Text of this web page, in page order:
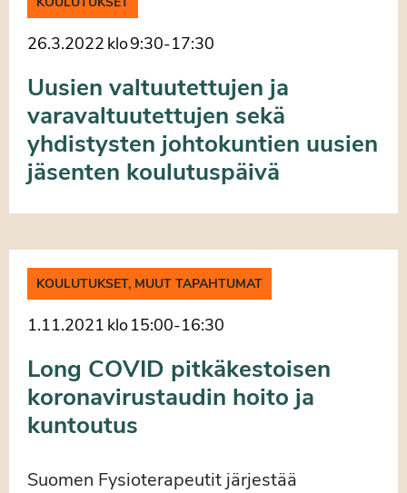
26.3.2022 klo9:30-17:30
Uusien valtuutettujen ja
varavaltuutettujen sekä
yhdistysten johtokuntien uusien
jäsenten koulutuspäivä
KOULUTUKSET, MUUT TAPAHTUMAT
1.11.2021 klo15:00-16:30
Long COVID pitkäkestoisen
koronavirustaudin hoito ja
kuntoutus
Suomen Fysioterapeutit järjestää